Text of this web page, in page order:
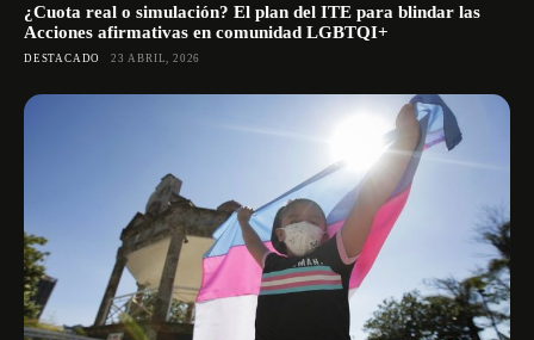
¿Cuota real o simulación? El plan del ITE para blindar las
Acciones afirmativas en comunidad LGBTQI+
DESTACADO 23 ABRIL, 2026